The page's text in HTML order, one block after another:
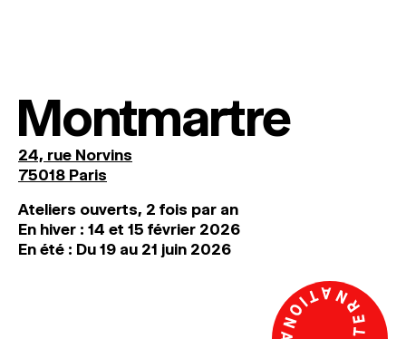
Montmartre
24, rue Norvins
75018 Paris
Ateliers ouverts, 2 fois par an
En hiver : 14 et 15 février 2026
En été : Du 19 au 21 juin 2026